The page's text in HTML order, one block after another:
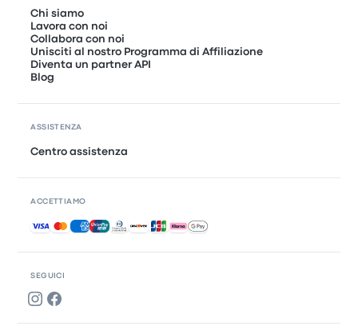
SEGUICI
Chi siamo
Lavora con noi
Collabora con noi
Unisciti al nostro Programma di Affiliazione
Diventa un partner API
Blog
ASSISTENZA
Centro assistenza
ACCETTIAMO
Pagamenti accettati